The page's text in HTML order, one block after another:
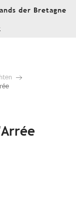
der Bretagne